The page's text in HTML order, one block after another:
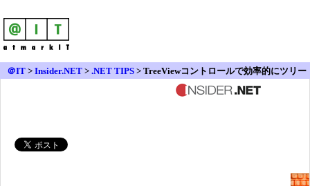
＠IT > Insider.NET > .NET TIPS > TreeViewコントロールで効率的にツリー